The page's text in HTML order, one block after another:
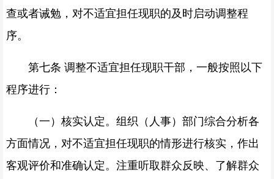
查或者诫勉，对不适宜担任现职的及时启动调整程
序。
第七条 调整不适宜担任现职干部，一般按照以下
程序进行：
（一）核实认定。组织（人事）部门综合分析各
方面情况，对不适宜担任现职的情形进行核实，作出
客观评价和准确认定。注重听取群众反映、了解群众